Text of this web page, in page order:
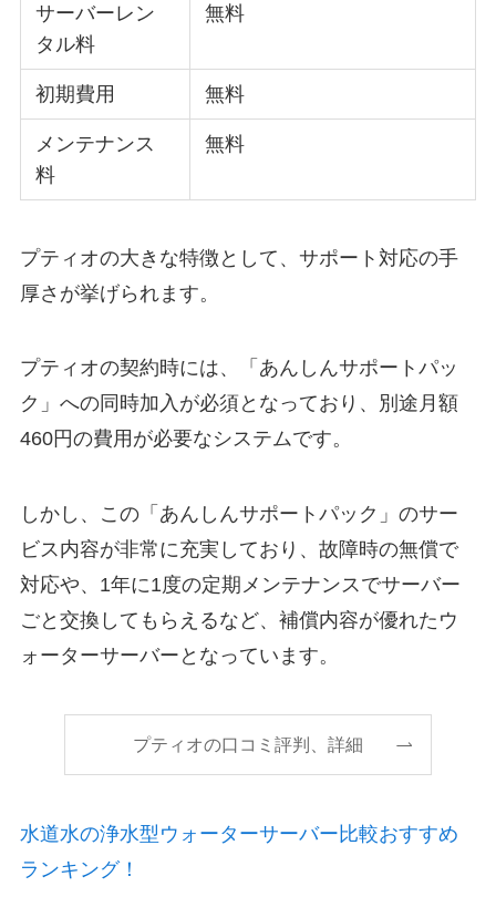
サーバーレン
タル料
無料
初期費用 無料
メンテナンス
料
無料
プティオの大きな特徴として、サポート対応の手
厚さが挙げられます。
プティオの契約時には、「あんしんサポートパッ
ク」への同時加入が必須となっており、別途月額
460円の費用が必要なシステムです。
しかし、この「あんしんサポートパック」のサー
ビス内容が非常に充実しており、故障時の無償で
対応や、1年に1度の定期メンテナンスでサーバー
ごと交換してもらえるなど、補償内容が優れたウ
ォーターサーバーとなっています。
プティオの口コミ評判、詳細
水道水の浄水型ウォーターサーバー比較おすすめ
ランキング！